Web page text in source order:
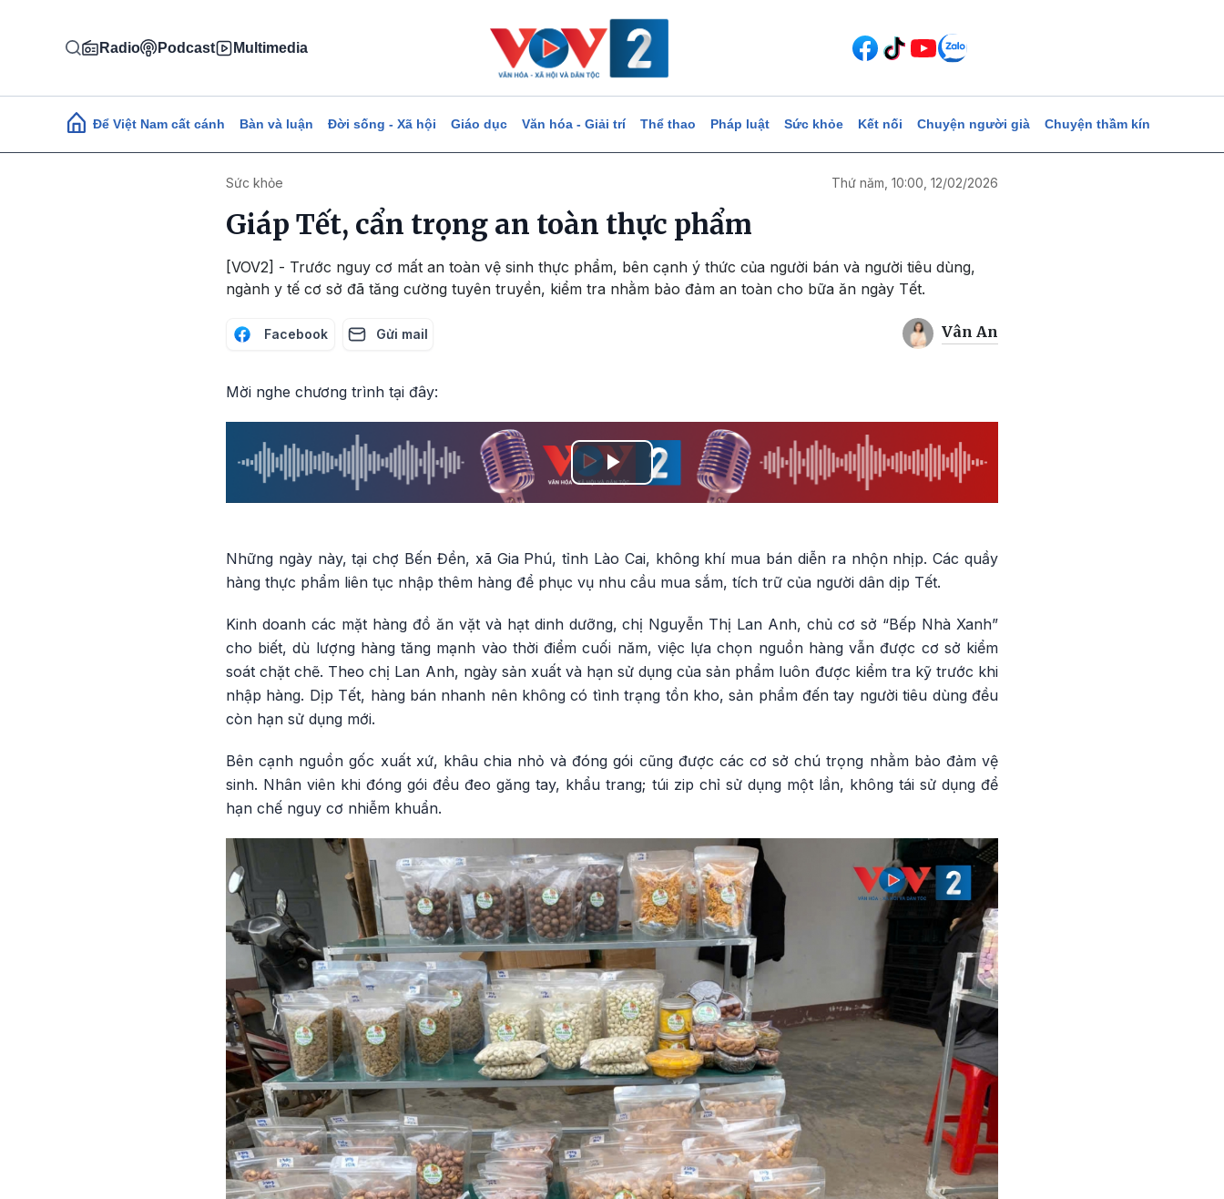
Radio Podcast Multimedia
Main navigation
Để Việt Nam cất cánh Bàn và luận Đời sống - Xã hội Giáo dục Văn hóa - Giải trí Thể thao Pháp luật Sức khỏe Kết nối Chuyện người già Chuyện thầm kín
Sức khỏe Thứ năm, 10:00, 12/02/2026
Giáp Tết, cẩn trọng an toàn thực phẩm
[VOV2] - Trước nguy cơ mất an toàn vệ sinh thực phẩm, bên cạnh ý thức của người bán và người tiêu dùng,
ngành y tế cơ sở đã tăng cường tuyên truyền, kiểm tra nhằm bảo đảm an toàn cho bữa ăn ngày Tết.
Facebook Gửi mail Vân An
Mời nghe chương trình tại đây:
Play
Những ngày này, tại chợ Bến Đền, xã Gia Phú, tỉnh Lào Cai, không khí mua bán diễn ra nhộn nhịp. Các quầy
hàng thực phẩm liên tục nhập thêm hàng để phục vụ nhu cầu mua sắm, tích trữ của người dân dịp Tết.
Kinh doanh các mặt hàng đồ ăn vặt và hạt dinh dưỡng, chị Nguyễn Thị Lan Anh, chủ cơ sở “Bếp Nhà Xanh”
cho biết, dù lượng hàng tăng mạnh vào thời điểm cuối năm, việc lựa chọn nguồn hàng vẫn được cơ sở kiểm
soát chặt chẽ. Theo chị Lan Anh, ngày sản xuất và hạn sử dụng của sản phẩm luôn được kiểm tra kỹ trước khi
nhập hàng. Dịp Tết, hàng bán nhanh nên không có tình trạng tồn kho, sản phẩm đến tay người tiêu dùng đều
còn hạn sử dụng mới.
Bên cạnh nguồn gốc xuất xứ, khâu chia nhỏ và đóng gói cũng được các cơ sở chú trọng nhằm bảo đảm vệ
sinh. Nhân viên khi đóng gói đều đeo găng tay, khẩu trang; túi zip chỉ sử dụng một lần, không tái sử dụng để
hạn chế nguy cơ nhiễm khuẩn.